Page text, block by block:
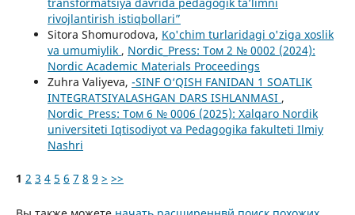
transformatsiya davrida pedagogik ta’limni
rivojlantirish istiqbollari”
Sitora Shomurodova, Ko'chim turlaridagi o'ziga xoslik
va umumiylik , Nordic_Press: Том 2 № 0002 (2024):
Nordic Academic Materials Proceedings
Zuhra Valiyeva, -SINF O‘QISH FANIDAN 1 SOATLIK
INTEGRATSIYALASHGAN DARS ISHLANMASI ,
Nordic_Press: Том 6 № 0006 (2025): Xalqaro Nordik
universiteti Iqtisodiyot va Pedagogika fakulteti Ilmiy
Nashri
1 2 3 4 5 6 7 8 9 > >>